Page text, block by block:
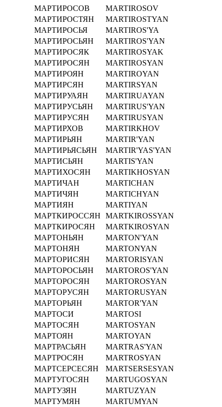
МАРТИРОСОВ
MARTIROSOV
МАРТИРОСТЯН
MARTIROSTYAN
МАРТИРОСЬЯ
MARTIROS'YA
МАРТИРОСЬЯН
MARTIROS'YAN
МАРТИРОСЯК
MARTIROSYAK
МАРТИРОСЯН
MARTIROSYAN
МАРТИРОЯН
MARTIROYAN
МАРТИРСЯН
MARTIRSYAN
МАРТИРУАЯН
MARTIRUAYAN
МАРТИРУСЬЯН
MARTIRUS'YAN
МАРТИРУСЯН
MARTIRUSYAN
МАРТИРХОВ
MARTIRKHOV
МАРТИРЬЯН
MARTIR'YAN
МАРТИРЬЯСЬЯН
MARTIR'YAS'YAN
МАРТИСЬЯН
MARTIS'YAN
МАРТИХОСЯН
MARTIKHOSYAN
МАРТИЧАН
MARTICHAN
МАРТИЧЯН
MARTICHYAN
МАРТИЯН
MARTIYAN
МАРТКИРОССЯН
MARTKIROSSYAN
МАРТКИРОСЯН
MARTKIROSYAN
МАРТОНЬЯН
MARTON'YAN
МАРТОНЯН
MARTONYAN
МАРТОРИСЯН
MARTORISYAN
МАРТОРОСЬЯН
MARTOROS'YAN
МАРТОРОСЯН
MARTOROSYAN
МАРТОРУСЯН
MARTORUSYAN
МАРТОРЬЯН
MARTOR'YAN
МАРТОСИ
MARTOSI
МАРТОСЯН
MARTOSYAN
МАРТОЯН
MARTOYAN
МАРТРАСЬЯН
MARTRAS'YAN
МАРТРОСЯН
MARTROSYAN
МАРТСЕРСЕСЯН
MARTSERSESYAN
МАРТУГОСЯН
MARTUGOSYAN
МАРТУЗЯН
MARTUZYAN
МАРТУМЯН
MARTUMYAN